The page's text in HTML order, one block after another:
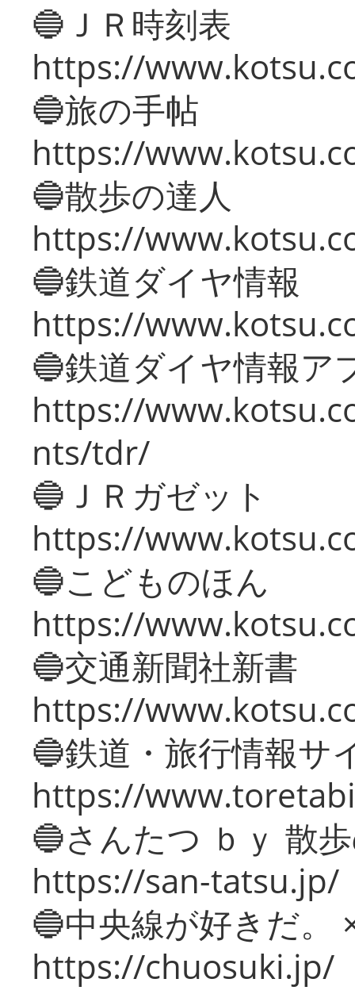
🔵ＪＲ時刻表
https://
🔵旅の手帖
https://
🔵散歩の達人
https://
🔵鉄道ダイヤ情報
https://
🔵鉄道ダイヤ情報ア
https://
nts/tdr/
🔵ＪＲガゼット
https://
🔵こどものほん
https://
🔵交通新聞社新書
https://
🔵鉄道・旅行情報サ
https://
🔵さんたつ ｂｙ 散
https://san-tatsu.jp/
🔵中央線が好きだ。
https://chuosuki.jp/